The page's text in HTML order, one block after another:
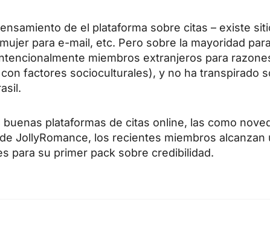
de el plataforma sobre citas – existe
para e-mail, etc. Pero sobre la mayoridad
miembros extranjeros para
factores socioculturales), y no ha transpirado
buenas plataformas de citas online, las como
JollyRomance, los recientes miembros
para su primer pack sobre credibilidad.